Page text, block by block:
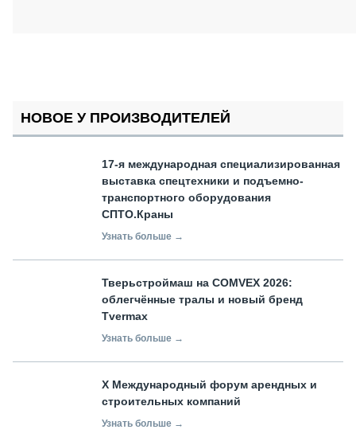
НОВОЕ У ПРОИЗВОДИТЕЛЕЙ
17-я международная специализированная
выставка спецтехники и подъемно-
транспортного оборудования
СПТО.Краны
Узнать больше →
Тверьстроймаш на COMVEX 2026:
облегчённые тралы и новый бренд
Tvermax
Узнать больше →
X Международный форум арендных и
строительных компаний
Узнать больше →